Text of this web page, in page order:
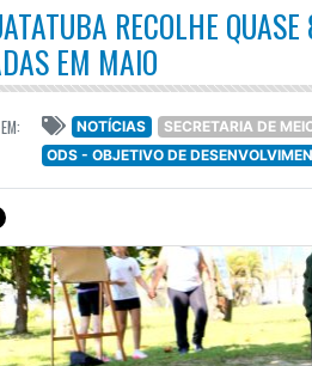
RECOLHE
EM MAIO
NOTÍCIAS
SECRETARIA DE
ODS - OBJETIVO DE